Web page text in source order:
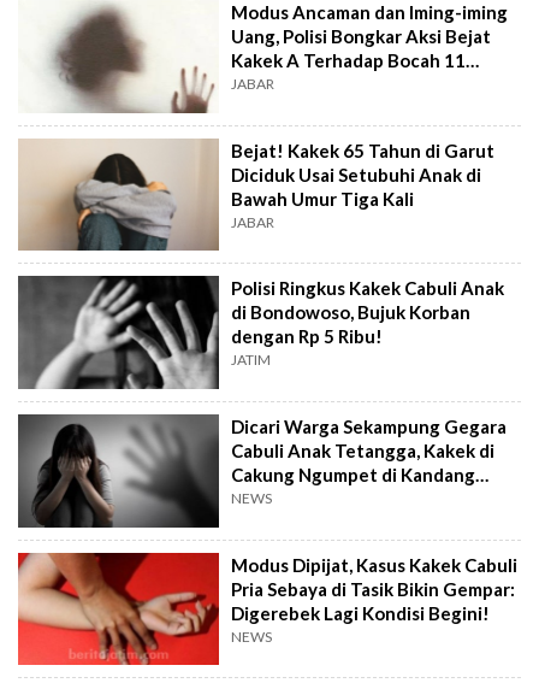
Modus Ancaman dan Iming-iming
Uang, Polisi Bongkar Aksi Bejat
Kakek A Terhadap Bocah 11
Tahun
JABAR
Bejat! Kakek 65 Tahun di Garut
Diciduk Usai Setubuhi Anak di
Bawah Umur Tiga Kali
JABAR
Polisi Ringkus Kakek Cabuli Anak
di Bondowoso, Bujuk Korban
dengan Rp 5 Ribu!
JATIM
Dicari Warga Sekampung Gegara
Cabuli Anak Tetangga, Kakek di
Cakung Ngumpet di Kandang
Ayam
NEWS
Modus Dipijat, Kasus Kakek Cabuli
Pria Sebaya di Tasik Bikin Gempar:
Digerebek Lagi Kondisi Begini!
NEWS